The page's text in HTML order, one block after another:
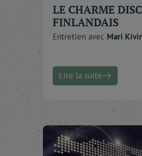
LE CHARME
FINLANDAIS
Entretien avec Mari
Lire la suite